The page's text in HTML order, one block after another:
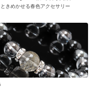
きめかせる春色アクセサリー